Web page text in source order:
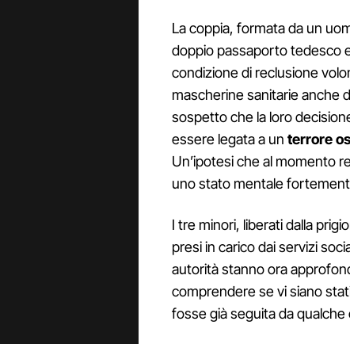
La coppia, formata da un
doppio passaporto tedesco
condizione di reclusione
mascherine sanitarie anche
sospetto che la loro
essere legata a un terrore
Un’ipotesi che al momento
uno stato mentale
I tre minori, liberati dalla
presi in carico dai servizi
autorità stanno ora
comprendere se vi siano
fosse già seguita da